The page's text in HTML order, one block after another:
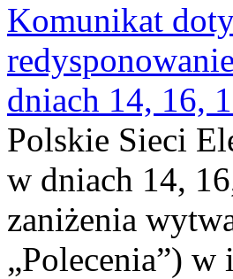
Komunikat
dniach 14, 16,
Polskie Sieci
w dniach 14,
zaniżenia
„Polecenia”)